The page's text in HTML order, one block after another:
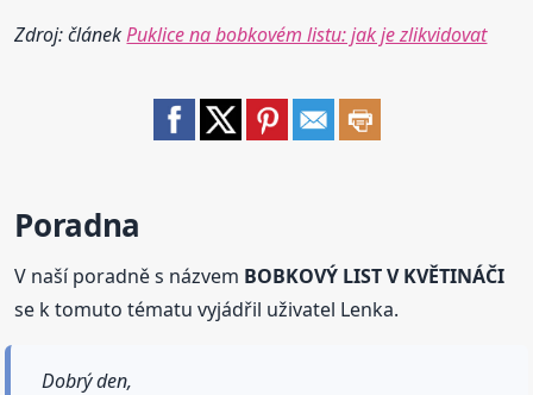
Zdroj: článekPuklice na bobkovém listu: jak je zlikvidovat
Poradna
V naší poradně s názvem BOBKOVÝ LIST V KVĚTINÁČI
se k tomuto tématu vyjádřil uživatel Lenka.
Dobrý den,